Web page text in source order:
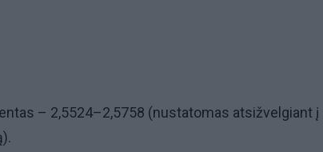
– 2,5524–2,5758 (nustatomas atsižvelgiant į